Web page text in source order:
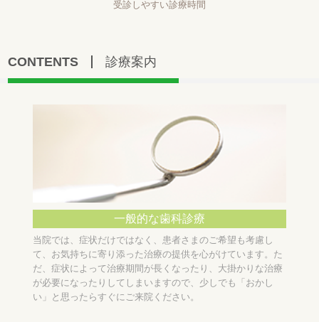
受診しやすい診療時間
CONTENTS 診療案内
一般的な歯科診療
当院では、症状だけではなく、患者さまのご希望も考慮し
て、お気持ちに寄り添った治療の提供を心がけています。た
だ、症状によって治療期間が長くなったり、大掛かりな治療
が必要になったりしてしまいますので、少しでも「おかし
い」と思ったらすぐにご来院ください。